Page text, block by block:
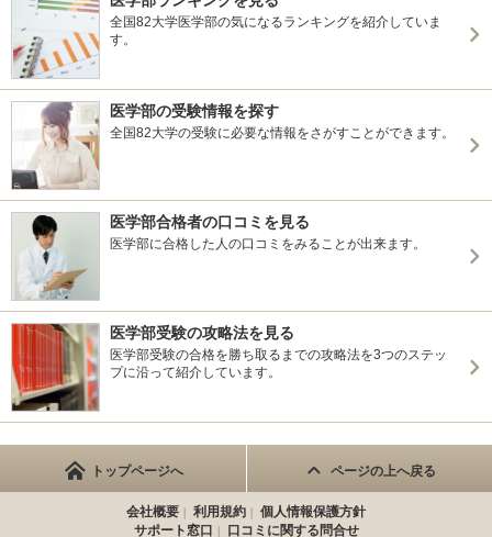
全国82大学医学部の気になるランキングを紹介していま
す。
医学部の受験情報を探す
全国82大学の受験に必要な情報をさがすことができます。
医学部合格者の口コミを見る
医学部に合格した人の口コミをみることが出来ます。
医学部受験の攻略法を見る
医学部受験の合格を勝ち取るまでの攻略法を3つのステッ
プに沿って紹介しています。
トップページへ ページの上へ戻る
会社概要 利用規約
個人情報保護方針
サポート窓口
口コミに関する問合せ